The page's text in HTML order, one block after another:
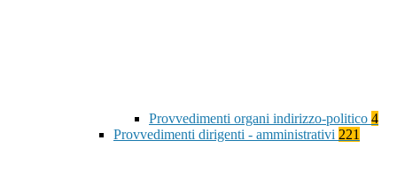
Provvedimenti organi indirizzo-politico 4
Provvedimenti dirigenti - amministrativi 221